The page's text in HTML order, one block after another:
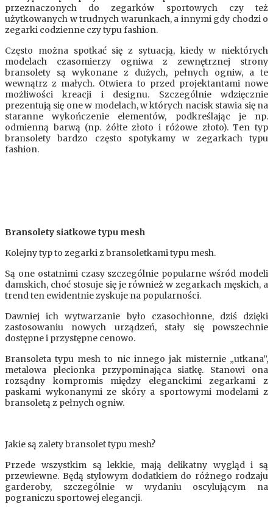
przeznaczonych do zegarków sportowych czy też
użytkowanych w trudnych warunkach, a innymi gdy chodzi o
zegarki codzienne czy typu fashion.
Często można spotkać się z sytuacją, kiedy w niektórych
modelach czasomierzy ogniwa z zewnętrznej strony
bransolety są wykonane z dużych, pełnych ogniw, a te
wewnątrz z małych. Otwiera to przed projektantami nowe
możliwości kreacji i designu. Szczególnie wdzięcznie
prezentują się one w modelach, w których nacisk stawia się na
staranne wykończenie elementów, podkreślając je np.
odmienną barwą (np. żółte złoto i różowe złoto). Ten typ
bransolety bardzo często spotykamy w zegarkach typu
fashion.
Bransolety siatkowe typu mesh
Kolejny typ to zegarki z bransoletkami typu mesh.
Są one ostatnimi czasy szczególnie popularne wśród modeli
damskich, choć stosuje się je również w zegarkach męskich, a
trend ten ewidentnie zyskuje na popularności.
Dawniej ich wytwarzanie było czasochłonne, dziś dzięki
zastosowaniu nowych urządzeń, stały się powszechnie
dostępne i przystępne cenowo.
Bransoleta typu mesh to nic innego jak misternie „utkana”,
metalowa plecionka przypominająca siatkę. Stanowi ona
rozsądny kompromis między eleganckimi zegarkami z
paskami wykonanymi ze skóry a sportowymi modelami z
bransoletą z pełnych ogniw.
Jakie są zalety bransolet typu mesh?
Przede wszystkim są lekkie, mają delikatny wygląd i są
przewiewne. Będą stylowym dodatkiem do różnego rodzaju
garderoby, szczególnie w wydaniu oscylującym na
pograniczu sportowej elegancji.